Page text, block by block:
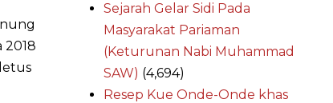
2018
Sejarah Gelar Sidi Pada
Masyarakat Pariaman
(Keturunan Nabi Muhammad
SAW) (4,694)
Resep Kue Onde-Onde khas